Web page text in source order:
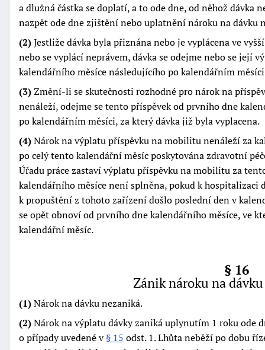
a dlužná částka se doplatí, a to ode dne, od něhož dávka
nazpět ode dne zjištění nebo uplatnění nároku na dávku
(2)Jestliže dávka byla přiznána nebo je vyplácena ve
nebo se vyplácí neprávem, dávka se odejme nebo se její
kalendářního měsíce následujícího po kalendářním
(3)Změní-li se skutečnosti rozhodné pro nárok na
nenáleží, odejme se tento příspěvek od prvního dne
po kalendářním měsíci, za který dávka již byla vyplacena.
(4)Nárok na výplatu příspěvku na mobilitu nenáleží za
po celý tento kalendářní měsíc poskytována zdravotní
Úřadu práce zastaví výplatu příspěvku na mobilitu za
kalendářního měsíce není splněna, pokud k
k propuštění z tohoto zařízení došlo poslední den v
se opět obnoví od prvního dne kalendářního měsíce, ve
kalendářní měsíc.
§ 16
Zánik nároku na
(1)Nárok na dávku nezaniká.
(2)Nárok na výplatu dávky zaniká uplynutím 1 roku ode
o případy uvedené v§ 15 odst. 1. Lhůta neběží po dobu